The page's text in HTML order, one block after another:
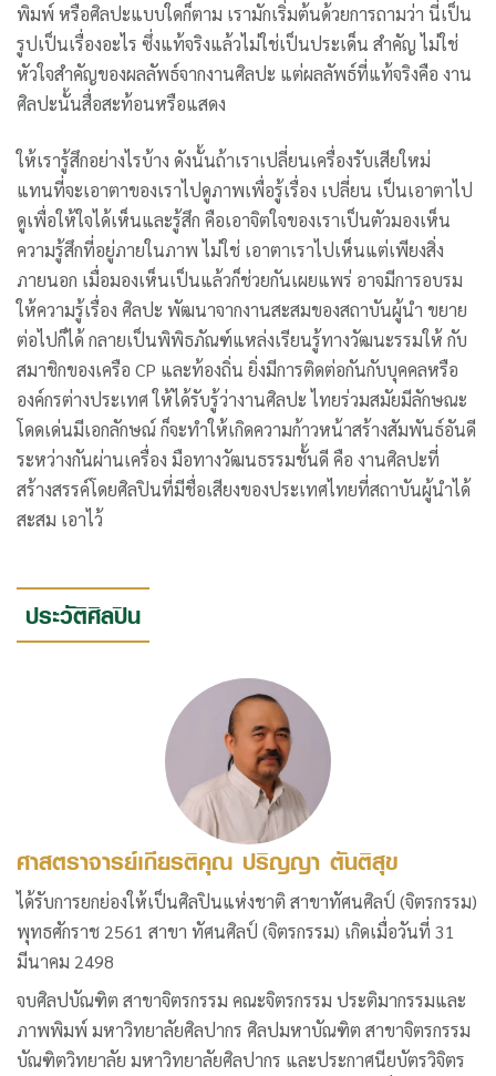
พิมพ์ หรือศิลปะแบบใดก็ตาม เรามักเริ่มต้นด้วยการถามว่า นี่เป็น
รูปเป็นเรื่องอะไร ซึ่งแท้จริงแล้วไม่ใช่เป็นประเด็น สำคัญ ไม่ใช่
หัวใจสำคัญของผลลัพธ์จากงานศิลปะ แต่ผลลัพธ์ที่แท้จริงคือ งาน
ศิลปะนั้นสื่อสะท้อนหรือแสดง
ให้เรารู้สึกอย่างไรบ้าง ดังนั้นถ้าเราเปลี่ยนเครื่องรับเสียใหม่
แทนที่จะเอาตาของเราไปดูภาพเพื่อรู้เรื่อง เปลี่ยน เป็นเอาตาไป
ดูเพื่อให้ใจได้เห็นและรู้สึก คือเอาจิตใจของเราเป็นตัวมองเห็น
ความรู้สึกที่อยู่ภายในภาพ ไม่ใช่ เอาตาเราไปเห็นแต่เพียงสิ่ง
ภายนอก เมื่อมองเห็นเป็นแล้วก็ช่วยกันเผยแพร่ อาจมีการอบรม
ให้ความรู้เรื่อง ศิลปะ พัฒนาจากงานสะสมของสถาบันผู้นำ ขยาย
ต่อไปก็ได้ กลายเป็นพิพิธภัณฑ์แหล่งเรียนรู้ทางวัฒนะรรมให้ กับ
สมาชิกของเครือ CP และท้องถิ่น ยิ่งมีการติดต่อกันกับบุคคลหรือ
องค์กรต่างประเทศ ให้ได้รับรู้ว่างานศิลปะ ไทยร่วมสมัยมีลักษณะ
โดดเด่นมีเอกลักษณ์ ก็จะทำให้เกิดความก้าวหน้าสร้างสัมพันธ์อันดี
ระหว่างกันผ่านเครื่อง มือทางวัฒนธรรมชั้นดี คือ งานศิลปะที่
สร้างสรรค์โดยศิลปินที่มีชื่อเสียงของประเทศไทยที่สถาบันผู้นำได้
สะสม เอาไว้
ประวัติศิลปิน
ศาสตราจารย์เกียรติคุณ ปริญญา ตันติสุข
ได้รับการยกย่องให้เป็นศิลปินแห่งชาติ สาขาทัศนศิลป์ (จิตรกรรม)
พุทธศักราช 2561 สาขา ทัศนศิลป์ (จิตรกรรม) เกิดเมื่อวันที่ 31
มีนาคม 2498
จบศิลปบัณฑิต สาขาจิตรกรรม คณะจิตรกรรม ประติมากรรมและ
ภาพพิมพ์ มหาวิทยาลัยศิลปากร ศิลปมหาบัณฑิต สาขาจิตรกรรม
บัณฑิตวิทยาลัย มหาวิทยาลัยศิลปากร และประกาศนียบัตรวิจิตร